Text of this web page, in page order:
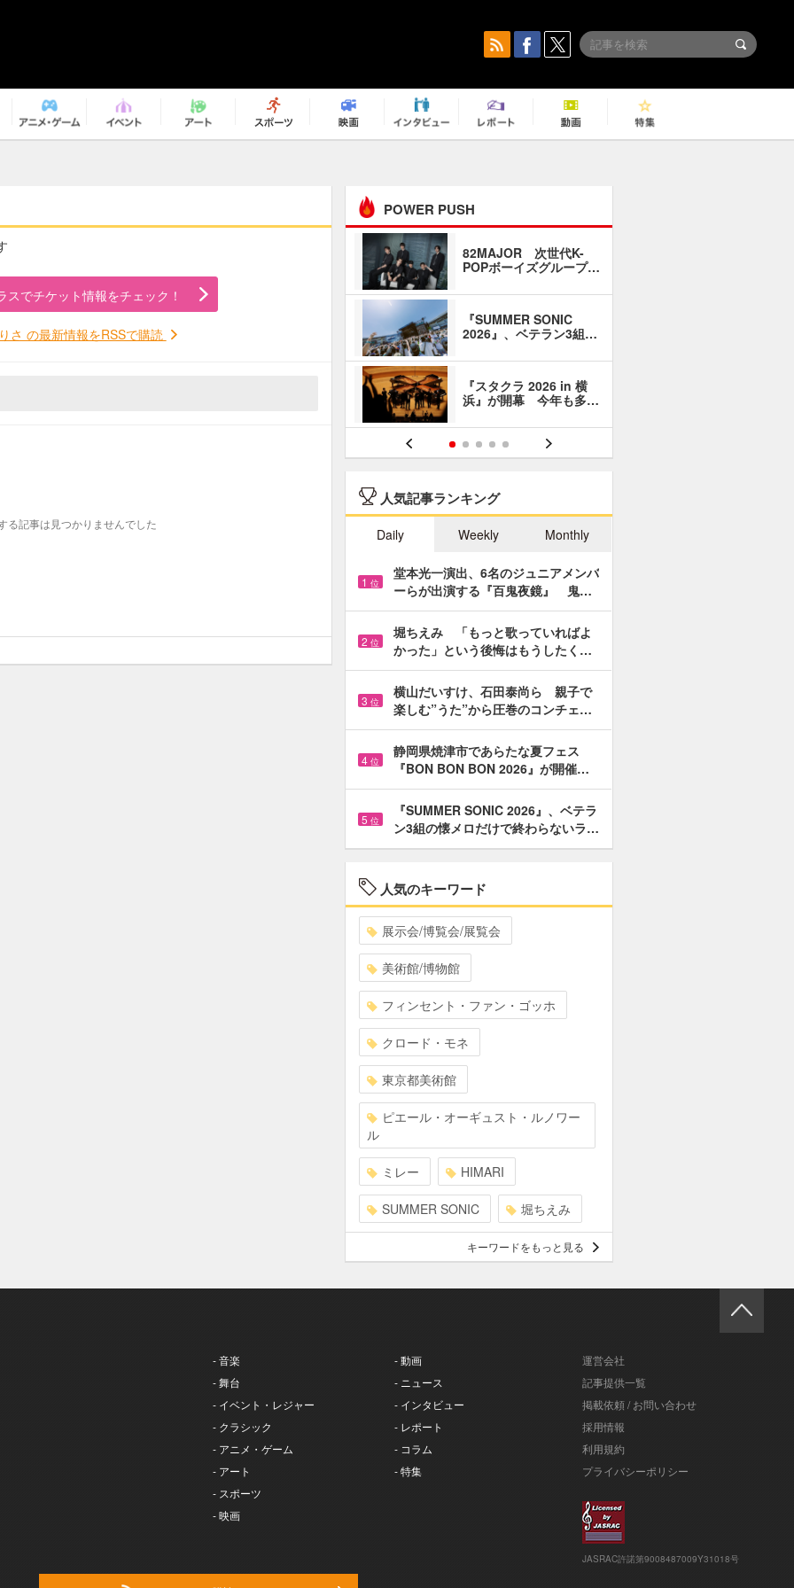
スでチケット情報をチェック！
さ の最新情報をRSSで購読
る記事は見つかりませんでした
POWER PUSH
82MAJOR 次世代K-
POPボーイズグループ…
『SUMMER SONIC
2026』、ベテラン3組…
『スタクラ 2026 in 横
浜』が開幕 今年も多…
人気記事ランキング
Daily Weekly Monthly
1 位
堂本光一演出、6名のジュニアメンバ
ーらが出演する『百鬼夜鏡』 鬼…
2 位
堀ちえみ 「もっと歌っていればよ
かった」という後悔はもうしたく…
3 位
横山だいすけ、石田泰尚ら 親子で
楽しむ”うた”から圧巻のコンチェ…
4 位
静岡県焼津市であらたな夏フェス
『BON BON BON 2026』が開催…
5 位
『SUMMER SONIC 2026』、ベテラ
ン3組の懐メロだけで終わらないラ…
人気のキーワード
展示会/博覧会/展覧会
美術館/博物館
フィンセント・ファン・ゴッホ
クロード・モネ
東京都美術館
ピエール・オーギュスト・ルノワー
ル
ミレー HIMARI
SUMMER SONIC 堀ちえみ
キーワードをもっと見る
- 音楽
- 舞台
- イベント・レジャー
- クラシック
- アニメ・ゲーム
- アート
- スポーツ
- 映画
- 動画
- ニュース
- インタビュー
- レポート
- コラム
- 特集
運営会社
記事提供一覧
掲載依頼 / お問い合わせ
採用情報
利用規約
プライバシーポリシー
JASRAC許諾第9008487009Y31018号